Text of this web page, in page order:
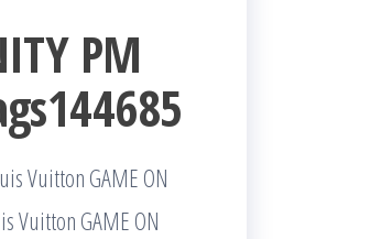
PM
Vuitton GAME ON
Vuitton GAME ON